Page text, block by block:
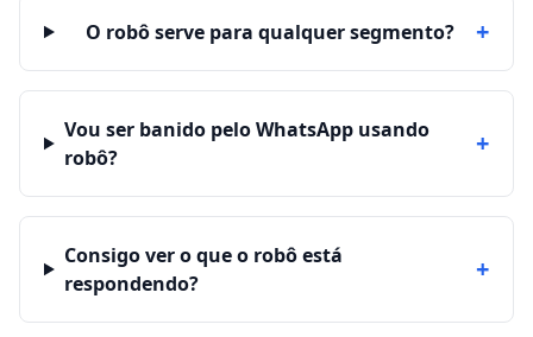
O robô serve para qualquer segmento? +
Vou ser banido pelo WhatsApp usando
robô?
+
Consigo ver o que o robô está
respondendo?
+